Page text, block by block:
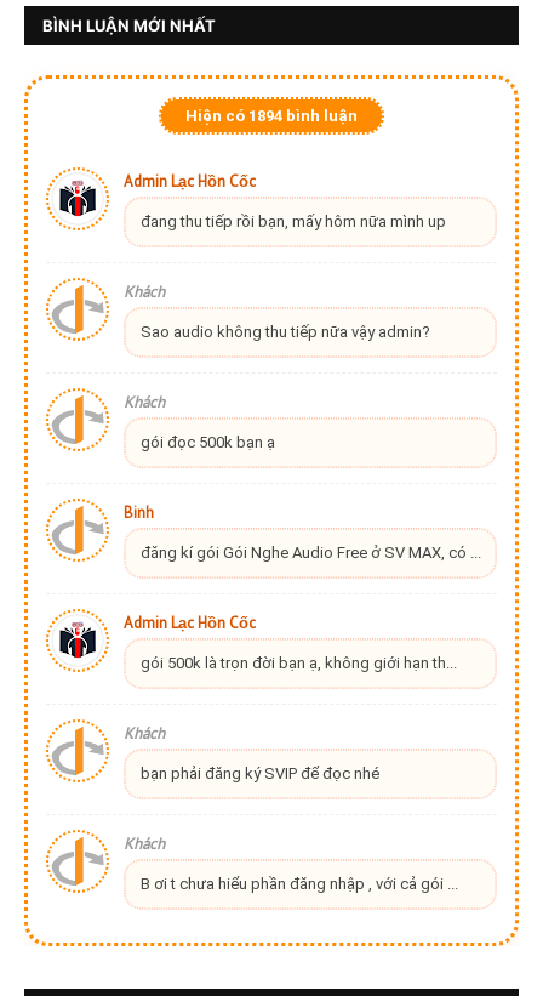
BÌNH LUẬN MỚI NHẤT
Hiện có 1894 bình luận
Admin Lạc Hồn Cốc
đang thu tiếp rồi bạn, mấy hôm nữa mình up
Khách
Sao audio không thu tiếp nữa vậy admin?
Khách
gói đọc 500k bạn ạ
Binh
đăng kí gói Gói Nghe Audio Free ở SV MAX, có ...
Admin Lạc Hồn Cốc
gói 500k là trọn đời bạn ạ, không giới hạn th...
Khách
bạn phải đăng ký SVIP để đọc nhé
Khách
B ơi t chưa hiểu phần đăng nhập , với cả gói ...